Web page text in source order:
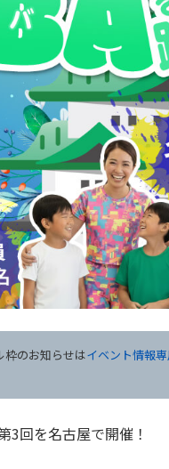
のお知らせはイベント情報
3回を名古屋で開催！